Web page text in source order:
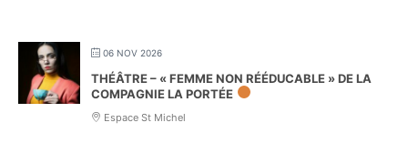
06 NOV 2026
THÉÂTRE – « FEMME NON RÉÉDUCABLE » DE LA
COMPAGNIE LA PORTÉE
Espace St Michel